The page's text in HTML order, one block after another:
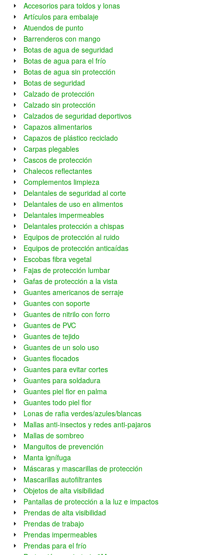
Accesorios para toldos y lonas
Artículos para embalaje
Atuendos de punto
Barrenderos con mango
Botas de agua de seguridad
Botas de agua para el frío
Botas de agua sin protección
Botas de seguridad
Calzado de protección
Calzado sin protección
Calzados de seguridad deportivos
Capazos alimentarios
Capazos de plástico reciclado
Carpas plegables
Cascos de protección
Chalecos reflectantes
Complementos limpieza
Delantales de seguridad al corte
Delantales de uso en alimentos
Delantales impermeables
Delantales protección a chispas
Equipos de protección al ruido
Equipos de protección anticaídas
Escobas fibra vegetal
Fajas de protección lumbar
Gafas de protección a la vista
Guantes americanos de serraje
Guantes con soporte
Guantes de nitrilo con forro
Guantes de PVC
Guantes de tejido
Guantes de un solo uso
Guantes flocados
Guantes para evitar cortes
Guantes para soldadura
Guantes piel flor en palma
Guantes todo piel flor
Lonas de rafia verdes/azules/blancas
Mallas anti-insectos y redes anti-pajaros
Mallas de sombreo
Manguitos de prevención
Manta ignífuga
Máscaras y mascarillas de protección
Mascarillas autofiltrantes
Objetos de alta visibilidad
Pantallas de protección a la luz e impactos
Prendas de alta visibilidad
Prendas de trabajo
Prendas impermeables
Prendas para el frío